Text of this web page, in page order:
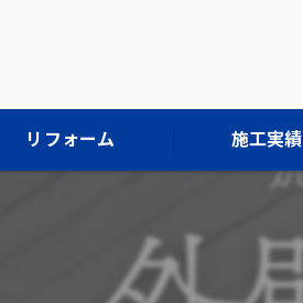
リフォーム 施工実績